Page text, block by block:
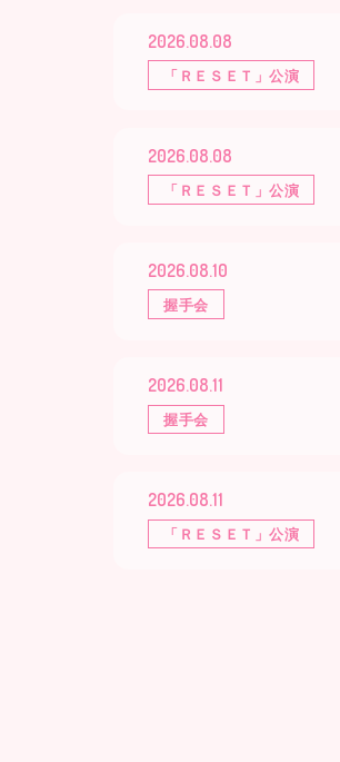
2026.08.08
「ＲＥＳＥＴ」公演
2026.08.08
「ＲＥＳＥＴ」公演
2026.08.10
握手会
2026.08.11
握手会
2026.08.11
「ＲＥＳＥＴ」公演